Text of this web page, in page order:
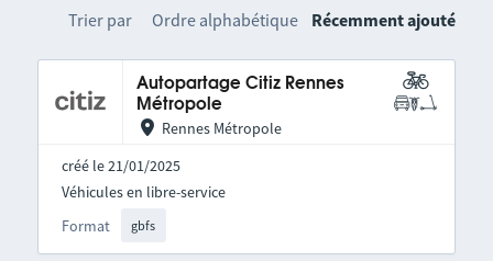
Trier par Ordre alphabétique Récemment ajouté
Autopartage Citiz Rennes
Métropole
Rennes Métropole
créé le 21/01/2025
Format gbfs
Véhicules en libre-service